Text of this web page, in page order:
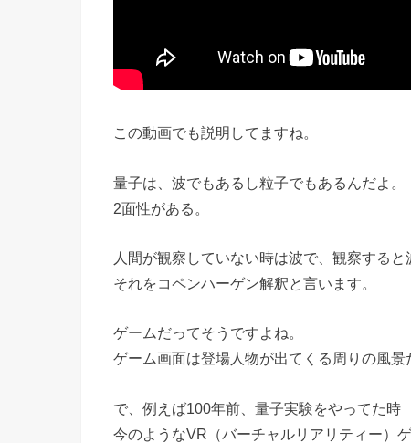
この動画でも説明してますね。
量子は、波でもあるし粒子でもあるんだよ。
2面性がある。
人間が観察していない時は波で、観察すると
それをコペンハーゲン解釈と言います。
ゲームだってそうですよね。
ゲーム画面は登場人物が出てくる周りの風景
で、例えば100年前、量子実験をやってた時
今のようなVR（バーチャルリアリティー）